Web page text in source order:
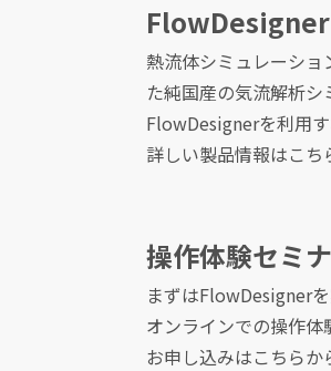
熱流体シミュレーシ
た純国産の気流解析シ
FlowDesignerを利用
詳しい製品情報はこち
操作体験セミ
まずはFlowDesigner
オンラインでの操作体
お申し込みはこちらか